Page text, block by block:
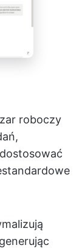
roboczy